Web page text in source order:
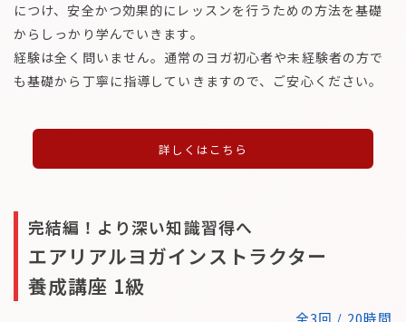
につけ、安全かつ効果的にレッスンを行うための方法を基礎
からしっかり学んでいきます。
経験は全く問いません。通常のヨガ初心者や未経験者の方で
も基礎から丁寧に指導していきますので、ご安心ください。
詳しくはこちら
完結編！より深い知識習得へ
エアリアルヨガインストラクター
養成講座 1級
全3回 / 20時間